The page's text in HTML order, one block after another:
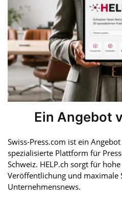
Ein Angebot
Swiss-Press.com ist ein
spezialisierte Plattform für
Schweiz. HELP.ch sorgt für
Veröffentlichung und maximale
Unternehmensnews.